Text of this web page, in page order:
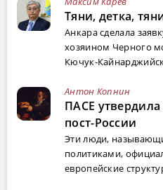
Тяни, детка,
Анкара сделала
хозяином Черного
Кючук-
Антон Копнин
ПАСЕ утвердила
пост-России
Эти люди,
политиками,
европейские